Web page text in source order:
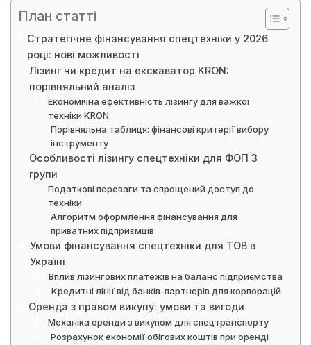
План статті
Стратегічне фінансування спецтехніки у 2026
році: нові можливості
Лізинг чи кредит на екскаватор KRON:
порівняльний аналіз
Економічна ефективність лізингу для важкої
техніки KRON
Порівняльна таблиця: фінансові критерії вибору
інструменту
Особливості лізингу спецтехніки для ФОП 3
групи
Податкові переваги та спрощений доступ до
техніки
Алгоритм оформлення фінансування для
приватних підприємців
Умови фінансування спецтехніки для ТОВ в
Україні
Вплив лізингових платежів на баланс підприємства
Кредитні лінії від банків-партнерів для корпорацій
Оренда з правом викупу: умови та вигоди
Механіка оренди з викупом для спецтранспорту
Розрахунок економії обігових коштів при оренді